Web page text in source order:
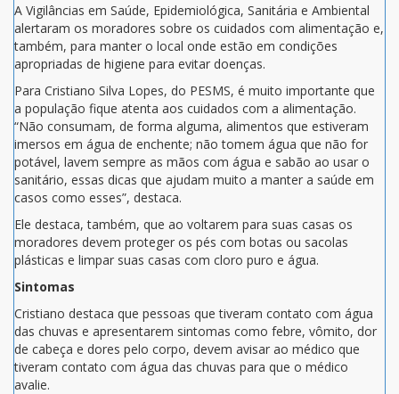
A Vigilâncias em Saúde, Epidemiológica, Sanitária e Ambiental
alertaram os moradores sobre os cuidados com alimentação e,
também, para manter o local onde estão em condições
apropriadas de higiene para evitar doenças.
Para Cristiano Silva Lopes, do PESMS, é muito importante que
a população fique atenta aos cuidados com a alimentação.
“Não consumam, de forma alguma, alimentos que estiveram
imersos em água de enchente; não tomem água que não for
potável, lavem sempre as mãos com água e sabão ao usar o
sanitário, essas dicas que ajudam muito a manter a saúde em
casos como esses”, destaca.
Ele destaca, também, que ao voltarem para suas casas os
moradores devem proteger os pés com botas ou sacolas
plásticas e limpar suas casas com cloro puro e água.
Sintomas
Cristiano destaca que pessoas que tiveram contato com água
das chuvas e apresentarem sintomas como febre, vômito, dor
de cabeça e dores pelo corpo, devem avisar ao médico que
tiveram contato com água das chuvas para que o médico
avalie.